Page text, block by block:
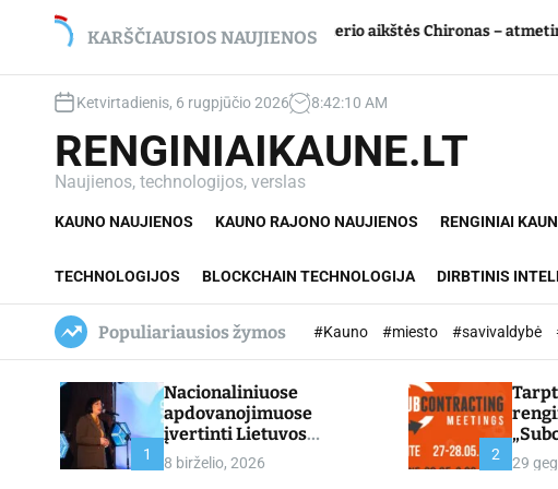
KARŠČIAUSIOS NAUJIENOS
– net du Jupiterio aikštės Chironas – atmetimo žaizda
Ketvirtadienis, 6 rugpjūčio 2026 8:42:11 AM
RENGINIAIKAUNE.LT
Naujienos, technologijos, verslas
KAUNO NAUJIENOS KAUNO RAJONO NAUJIENOS RENGINIAI
TECHNOLOGIJOS BLOCKCHAIN TECHNOLOGIJA DIRBTINIS
Populiariausios žymos #Kauno #miesto #savivaldybė
1
Nacionaliniuose
apdovanojimuose
įvertinti Lietuvos
profesinio mokymo
lyderiai
8 birželio, 2026 2 29